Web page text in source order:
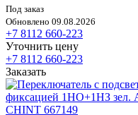
Под заказ
Обновлено 09.08.2026
+7 8112 660-223
Уточнить цену
+7 8112 660-223
Заказать